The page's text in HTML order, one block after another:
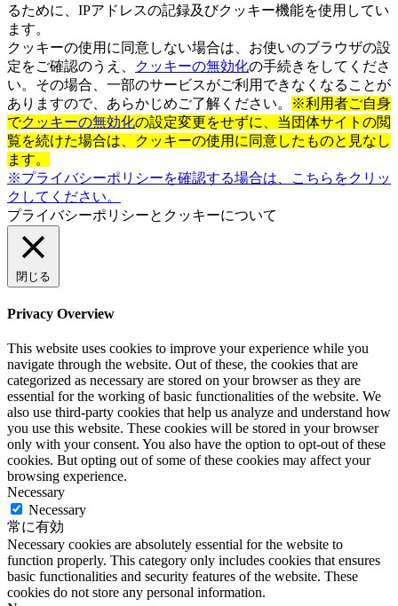
るために、IPアドレスの記録及びクッキー機能を使用してい
ます。
クッキーの使用に同意しない場合は、お使いのブラウザの設
定をご確認のうえ、
クッキーの無効化の手続きをしてくださ
い。その場合、一部のサービスがご利用できなくなることが
ありますので、あらかじめご了解ください。
※利用者ご自身
でクッキーの無効化の設定変更をせずに、当団体サイトの閲
覧を続けた場合は、クッキーの使用に同意したものと見なし
ます。
※プライバシーポリシーを確認する場合は、こちらをクリッ
クしてください。
プライバシーポリシーとクッキーについて
閉じる
Privacy Overview
This website uses cookies to improve your experience while you
navigate through the website. Out of these, the cookies that are
categorized as necessary are stored on your browser as they are
essential for the working of basic functionalities of the website. We
also use third-party cookies that help us analyze and understand how
you use this website. These cookies will be stored in your browser
only with your consent. You also have the option to opt-out of these
cookies. But opting out of some of these cookies may affect your
browsing experience.
Necessary
Necessary
常に有効
Necessary cookies are absolutely essential for the website to
function properly. This category only includes cookies that ensures
basic functionalities and security features of the website. These
cookies do not store any personal information.